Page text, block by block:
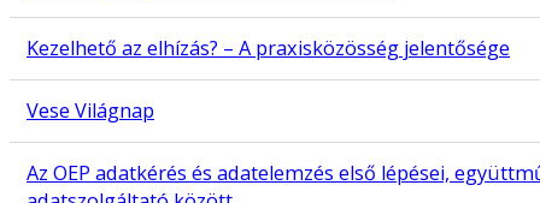
Kezelhető az elhízás? – A praxisközösség jelentősége
Vese Világnap
Az OEP adatkérés és adatelemzés első lépései,